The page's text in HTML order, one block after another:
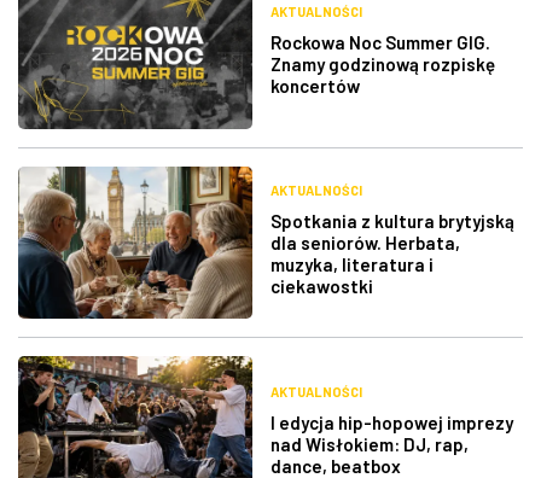
AKTUALNOŚCI
Rockowa Noc Summer GIG.
Znamy godzinową rozpiskę
koncertów
AKTUALNOŚCI
Spotkania z kultura brytyjską
dla seniorów. Herbata,
muzyka, literatura i
ciekawostki
AKTUALNOŚCI
I edycja hip-hopowej imprezy
nad Wisłokiem: DJ, rap,
dance, beatbox